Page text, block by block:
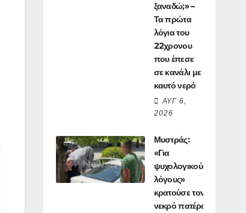
ξαναδώ;» –
Τα πρώτα
λόγια του
22χρονου
που έπεσε
σε κανάλι με
καυτό νερό
ΑΥΓ 6,
2026
Μυστράς:
«Για
ψυχολογικούς
λόγους»
κρατούσε τον
νεκρό πατέρα